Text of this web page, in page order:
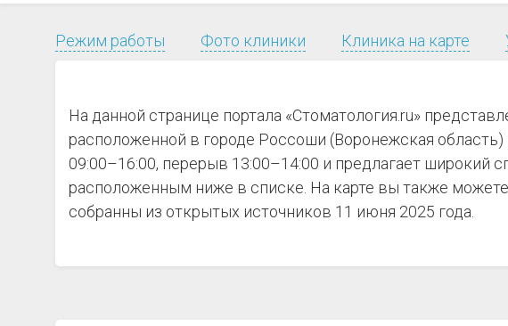
Режим работы Фото клиники Клиника на карте
На данной странице портала «Стоматология.ru»
расположенной в городе Россоши (Воронежская
09:00–16:00, перерыв 13:00–14:00 и предлагает широкий
расположенным ниже в списке. На карте вы также
собранны из открытых источников 11 июня 2025 года.